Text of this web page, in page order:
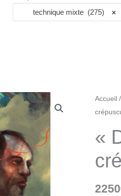
×
technique mixte (275)
Accueil /
«
2250
quantité
de
l’aube